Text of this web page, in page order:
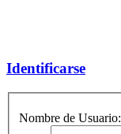
Identificarse
Nombre de Usuario: